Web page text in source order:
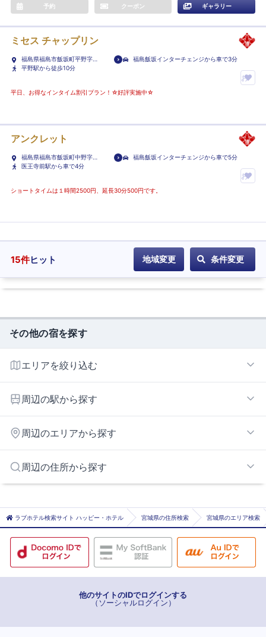
予約 クーポン ギャラリー
ミセス チャップリン
福島県福島市飯坂町平野字桜
田2-15
福島飯坂インターチェンジから車で3分
平野駅から徒歩10分
お
り
ホ
ル
平日、お得なインタイム割引プラン！☆好評実施中☆
アンクレット
福島県福島市飯坂町中野字平
20-1
福島飯坂インターチェンジから車で5分
医王寺前駅から車で4分
お
ホ
テ
ル
ショートタイムは１時間2500円、延長30分500円です。
15件ヒット 地域変更 条件変更
その他の宿を探す
エリアを絞り込む
南福島エリア
周辺の駅から探す
花水坂
桜水
松川
泉
曽根田
南福島
周辺のエリアから探す
大玉・二本松エリア
周辺の住所から探す
二本松市
耶麻郡猪苗代町
ラブホテル検索サイト ハッピー・ホテル 宮城県の住所検索 宮城県のエリア検索
他のサイトのIDでログインする
（ソーシャルログイン）